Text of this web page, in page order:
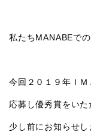
私たちMANABEで
今回２０１９年Ｉ
応募し優秀賞をい
少し前にお知らせし